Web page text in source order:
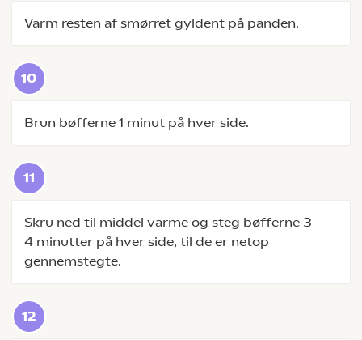
Varm resten af smørret gyldent på panden.
Brun bøfferne 1 minut på hver side.
Skru ned til middel varme og steg bøfferne 3-
4 minutter på hver side, til de er netop
gennemstegte.